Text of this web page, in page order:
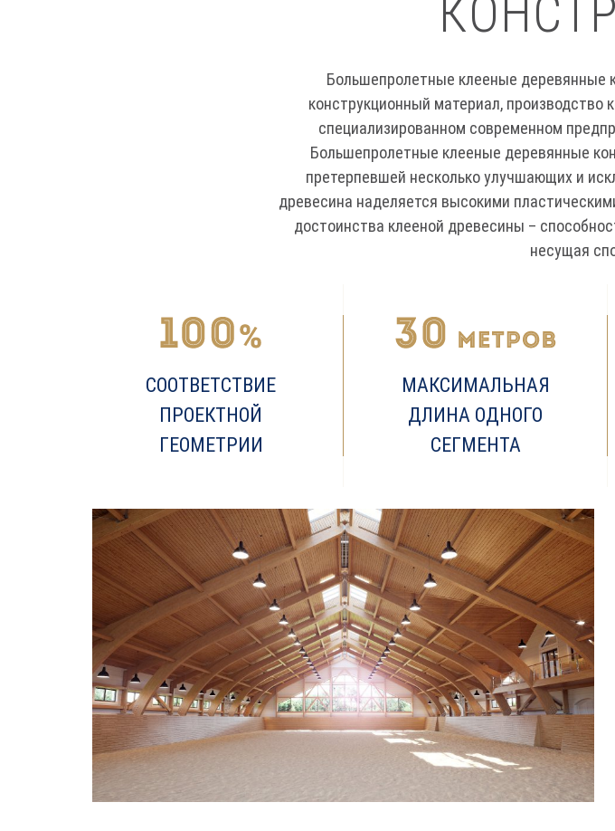
Большепролетные клееные деревянные
конструкционный материал, производство
специализированном современном
Большепролетные клееные деревянные
претерпевшей несколько улучшающих и
древесина наделяется высокими
достоинства клееной древесины –
несущая
СООТВЕТСТВИЕ
ПРОЕКТНОЙ
ГЕОМЕТРИИ
МАКСИМАЛЬНАЯ
ДЛИНА ОДНОГО
СЕГМЕНТА